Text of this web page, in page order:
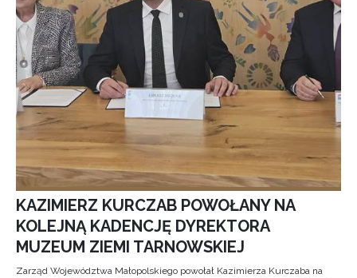
KAZIMIERZ KURCZAB POWOŁANY NA
KOLEJNĄ KADENCJĘ DYREKTORA
MUZEUM ZIEMI TARNOWSKIEJ
Zarząd Województwa Małopolskiego powołał Kazimierza Kurczaba na